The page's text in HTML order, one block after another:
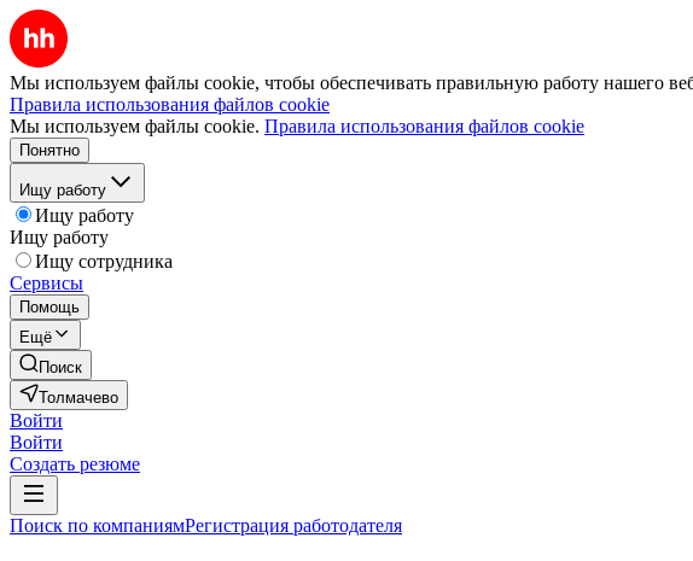
Мы используем файлы cookie, чтобы обеспечивать правильную работу нашего
Правила использования файлов cookie
Мы используем файлы cookie. Правила использования файлов cookie
Понятно
Ищу работу
Ищу работу
Ищу работу
Ищу сотрудника
Сервисы
Помощь
Ещё
Поиск
Толмачево
Войти
Войти
Создать резюме
Поиск по компаниямРегистрация работодателя